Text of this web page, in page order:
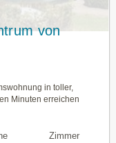
von
in toller,
Minuten erreichen
Zimmer